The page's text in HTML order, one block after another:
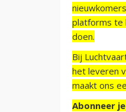
platforms te
doen.
Bij
het leveren
maakt ons
Abonneer